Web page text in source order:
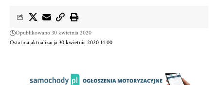
Ostatnia aktualizacja 30 kwietnia 2020 14:00
Opublikowano 30 kwietnia 2020